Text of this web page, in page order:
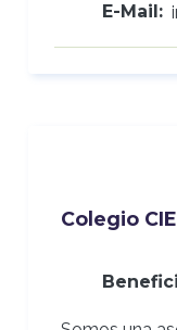
E-Mail:
Colegio